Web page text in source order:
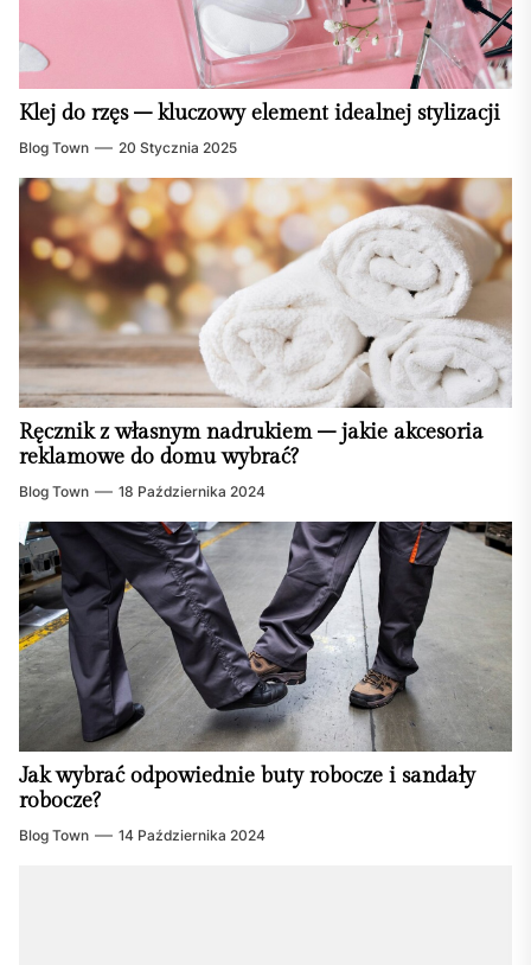
Klej do rzęs – kluczowy element idealnej stylizacji
Blog Town 20 Stycznia 2025
Ręcznik z własnym nadrukiem – jakie akcesoria
reklamowe do domu wybrać?
Blog Town 18 Października 2024
Jak wybrać odpowiednie buty robocze i sandały
robocze?
Blog Town 14 Października 2024